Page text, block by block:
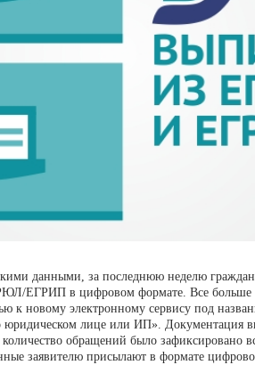
данными, за последнюю неделю
ЕГРИП в цифровом формате. Все больше
к новому электронному сервису под
лице или ИП». Документация
обращений было зафиксировано
заявителю присылают в формате